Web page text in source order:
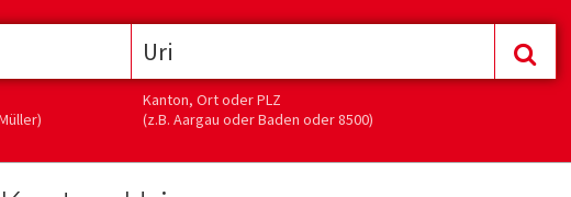
Kanton, Ort oder PLZ
(z.B. Aargau oder Baden oder 8500)